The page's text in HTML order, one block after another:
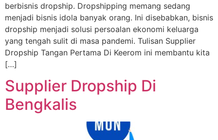
berbisnis dropship. Dropshipping memang sedang
menjadi bisnis idola banyak orang. Ini disebabkan, bisnis
dropship menjadi solusi persoalan ekonomi keluarga
yang tengah sulit di masa pandemi. Tulisan Supplier
Dropship Tangan Pertama Di Keerom ini membantu kita
[…]
Supplier Dropship Di
Bengkalis